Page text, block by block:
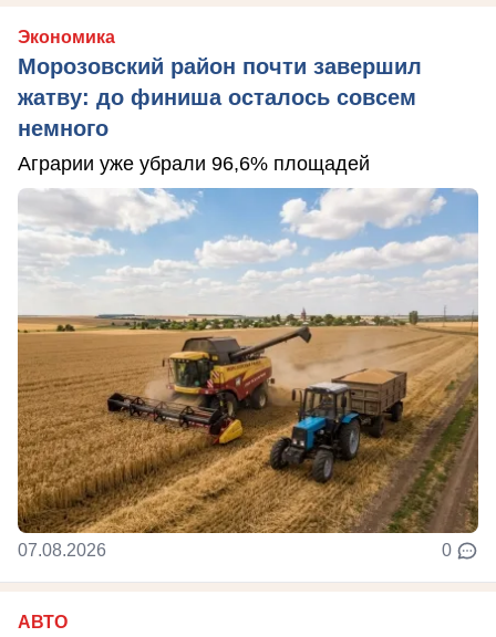
Экономика
Морозовский район почти завершил
жатву: до финиша осталось совсем
немного
Аграрии уже убрали 96,6% площадей
07.08.2026 0
АВТО